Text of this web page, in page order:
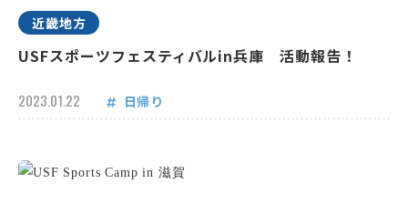
近畿地方
USFスポーツフェスティバルin兵庫 活動報告！
2023.01.22 日帰り